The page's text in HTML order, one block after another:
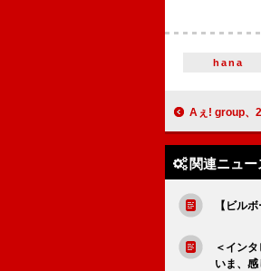
hana
Aぇ! group、2ndアルバ
関連ニュー
【ビル
＜イン
いま、感